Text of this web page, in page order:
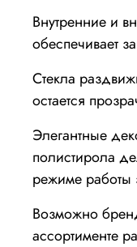
Внутренние и
обеспечивает
Стекла
остается
Элегантные
полистирола
режиме работы
Возможно
ассортименте